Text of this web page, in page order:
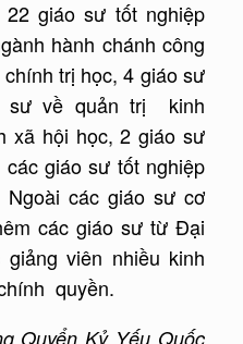
giáo sư tốt nghiệp
hành chánh công
trị học, 4 giáo sư
sư về quản trị kinh
xã hội học, 2 giáo sư
giáo sư tốt nghiệp
các giáo sư cơ
các giáo sư từ Đại
viên nhiều kinh
quyền.
Quyển Kỷ Yếu Quốc